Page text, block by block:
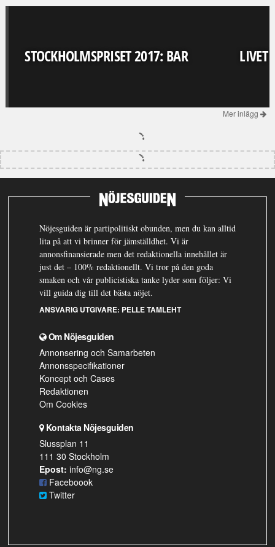
STOCKHOLMSPRISET 2017: BAR LIVET
Mer inlägg
Nöjesguiden är partipolitiskt obunden, men du kan alltid
lita på att vi brinner för jämställdhet. Vi är
annonsfinansierade men det redaktionella innehållet är
just det – 100% redaktionellt. Vi tror på den goda
smaken och vår publicistiska tanke lyder som följer: Vi
vill guida dig till det bästa nöjet.
ANSVARIG UTGIVARE: PELLE TAMLEHT
Om Nöjesguiden
Annonsering och Samarbeten
Annonsspecifikationer
Koncept och Cases
Redaktionen
Om Cookies
Kontakta Nöjesguiden
Slussplan 11
111 30 Stockholm
Epost: info@ng.se
Faceboook
Twitter